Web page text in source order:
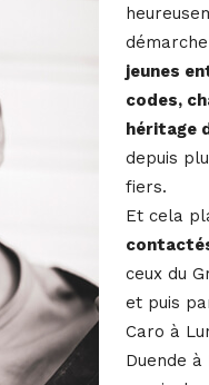
jeunes
codes,
héritage
depuis
fiers.
Et cela
ceux du
et puis
Caro à
Duende à